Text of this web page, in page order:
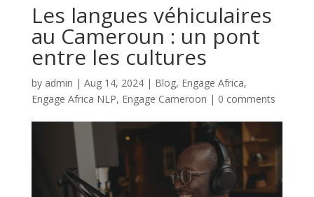
Les langues véhiculaires
au Cameroun : un pont
entre les cultures
by admin | Aug 14, 2024| Blog, Engage Africa,
Engage Africa NLP, Engage Cameroon | 0 comments